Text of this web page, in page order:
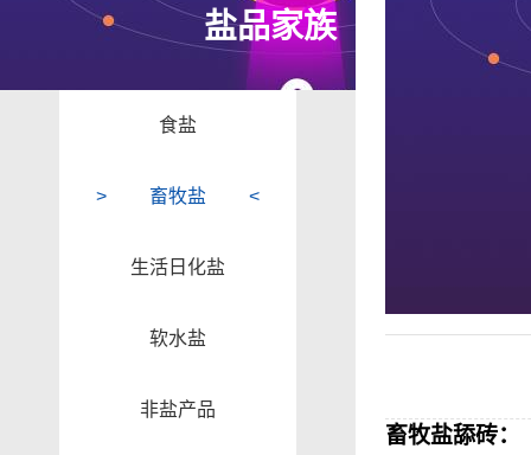
盐品家族
食盐
畜牧盐
生活日化盐
软水盐
非盐产品
畜牧盐舔砖：